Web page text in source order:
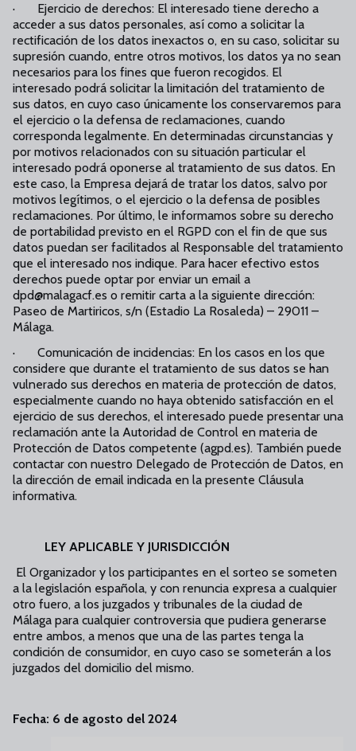
· Ejercicio de derechos: El interesado tiene derecho a
acceder a sus datos personales, así como a solicitar la
rectificación de los datos inexactos o, en su caso, solicitar su
supresión cuando, entre otros motivos, los datos ya no sean
necesarios para los fines que fueron recogidos. El
interesado podrá solicitar la limitación del tratamiento de
sus datos, en cuyo caso únicamente los conservaremos para
el ejercicio o la defensa de reclamaciones, cuando
corresponda legalmente. En determinadas circunstancias y
por motivos relacionados con su situación particular el
interesado podrá oponerse al tratamiento de sus datos. En
este caso, la Empresa dejará de tratar los datos, salvo por
motivos legítimos, o el ejercicio o la defensa de posibles
reclamaciones. Por último, le informamos sobre su derecho
de portabilidad previsto en el RGPD con el fin de que sus
datos puedan ser facilitados al Responsable del tratamiento
que el interesado nos indique. Para hacer efectivo estos
derechos puede optar por enviar un email a
dpd@malagacf.es o remitir carta a la siguiente dirección:
Paseo de Martiricos, s/n (Estadio La Rosaleda) – 29011 –
Málaga.
· Comunicación de incidencias: En los casos en los que
considere que durante el tratamiento de sus datos se han
vulnerado sus derechos en materia de protección de datos,
especialmente cuando no haya obtenido satisfacción en el
ejercicio de sus derechos, el interesado puede presentar una
reclamación ante la Autoridad de Control en materia de
Protección de Datos competente (agpd.es). También puede
contactar con nuestro Delegado de Protección de Datos, en
la dirección de email indicada en la presente Cláusula
informativa.
LEY APLICABLE Y JURISDICCIÓN
El Organizador y los participantes en el sorteo se someten
a la legislación española, y con renuncia expresa a cualquier
otro fuero, a los juzgados y tribunales de la ciudad de
Málaga para cualquier controversia que pudiera generarse
entre ambos, a menos que una de las partes tenga la
condición de consumidor, en cuyo caso se someterán a los
juzgados del domicilio del mismo.
Fecha: 6 de agosto del 2024